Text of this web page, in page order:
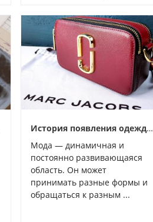
История появления одежды и аксессуаров Марк Джейкобс
Мода — динамичная и
постоянно развивающаяся
область. Он может
принимать разные формы и
обращаться к разным ...